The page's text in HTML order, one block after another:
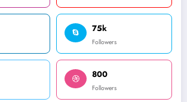
75k
Followers
800
Followers